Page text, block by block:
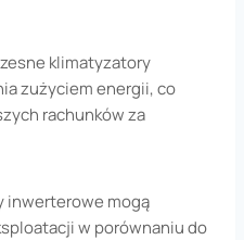
klimatyzatory
zużyciem energii, co
rachunków za
inwerterowe mogą
w porównaniu do